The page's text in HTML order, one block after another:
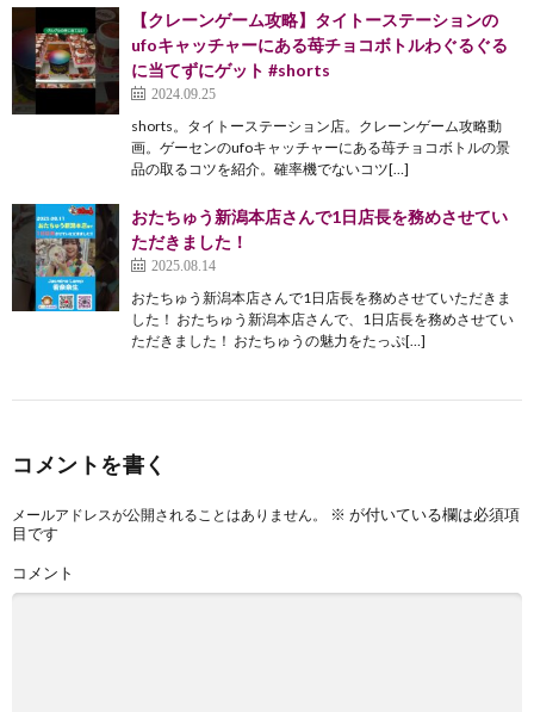
【クレーンゲーム攻略】タイトーステーションの
ufoキャッチャーにある苺チョコボトルわぐるぐる
に当てずにゲット #shorts
2024.09.25
shorts。タイトーステーション店。クレーンゲーム攻略動
画。ゲーセンのufoキャッチャーにある苺チョコボトルの景
品の取るコツを紹介。確率機でないコツ[…]
おたちゅう新潟本店さんで1日店長を務めさせてい
ただきました！
2025.08.14
おたちゅう新潟本店さんで1日店長を務めさせていただきま
した！ おたちゅう新潟本店さんで、1日店長を務めさせてい
ただきました！ おたちゅうの魅力をたっぷ[…]
コメントを書く
メールアドレスが公開されることはありません。 ※ が付いている欄は必須項
目です
コメント